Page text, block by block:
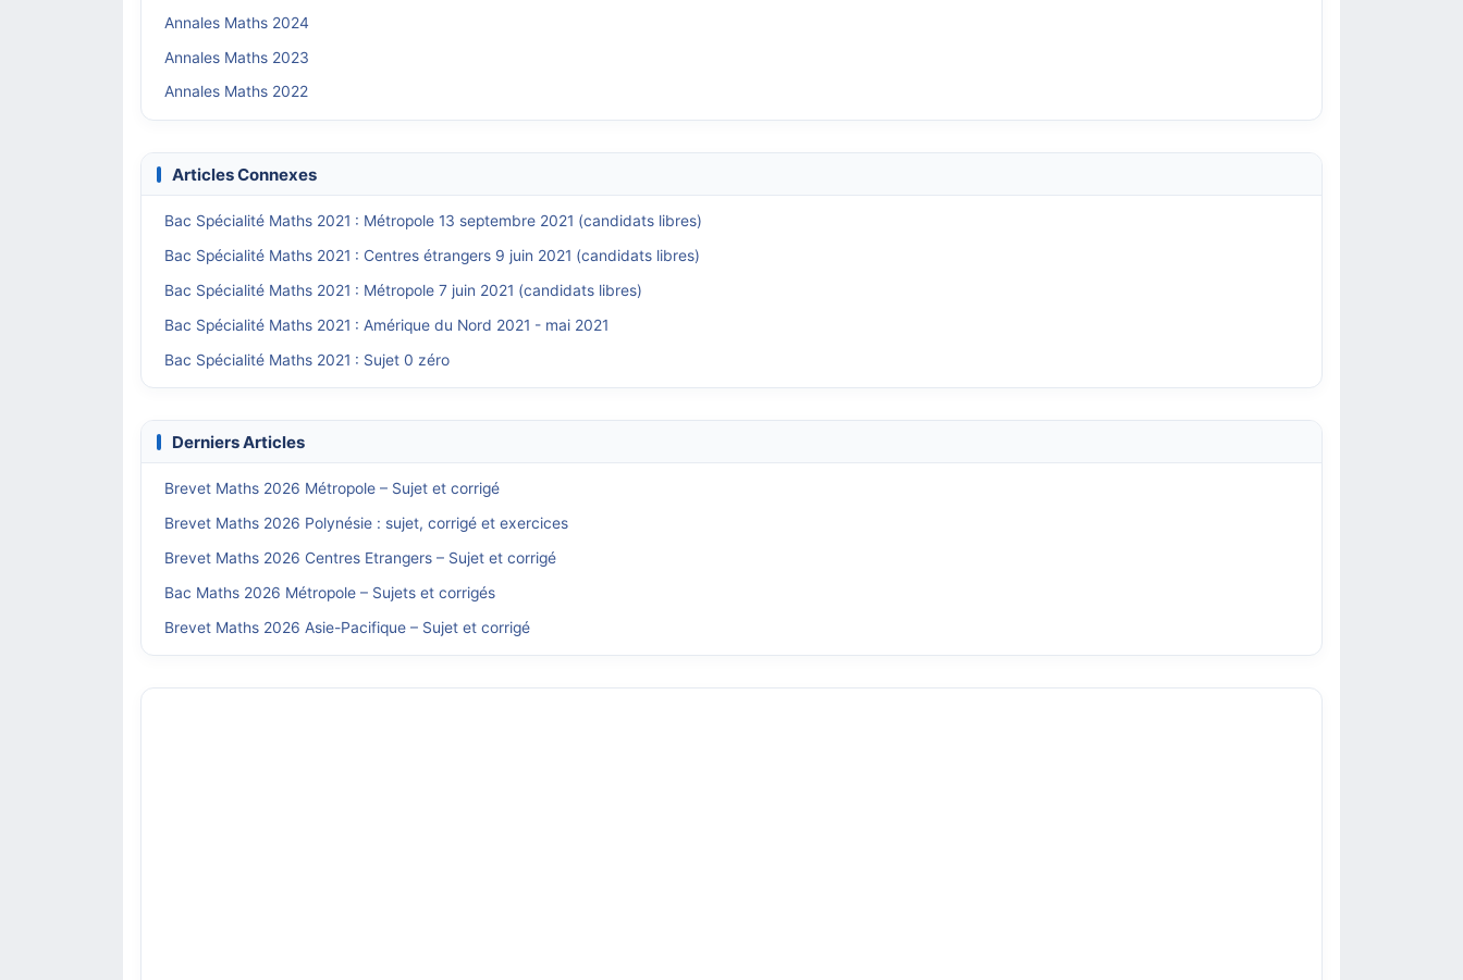
Annales Maths 2024
Annales Maths 2023
Annales Maths 2022
Articles Connexes
Bac Spécialité Maths 2021 : Métropole 13 septembre 2021 (candidats libres)
Bac Spécialité Maths 2021 : Centres étrangers 9 juin 2021 (candidats libres)
Bac Spécialité Maths 2021 : Métropole 7 juin 2021 (candidats libres)
Bac Spécialité Maths 2021 : Amérique du Nord 2021 - mai 2021
Bac Spécialité Maths 2021 : Sujet 0 zéro
Derniers Articles
Brevet Maths 2026 Métropole – Sujet et corrigé
Brevet Maths 2026 Polynésie : sujet, corrigé et exercices
Brevet Maths 2026 Centres Etrangers – Sujet et corrigé
Bac Maths 2026 Métropole – Sujets et corrigés
Brevet Maths 2026 Asie-Pacifique – Sujet et corrigé